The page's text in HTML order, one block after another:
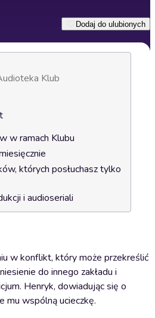
Dodaj do ulubionych
Klub
w ramach Klubu
których posłuchasz tylko
i audioseriali
w konflikt, który może przekreślić
do innego zakładu i
Henryk, dowiadując się o
mu wspólną ucieczkę.